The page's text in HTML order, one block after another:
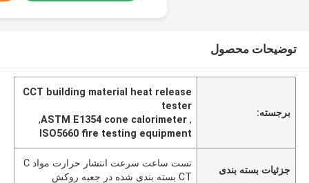
توضیحات محصول
برجسته:
CCT building material heat release
tester
,
ASTM E1354 cone calorimeter
,
ISO5660 fire testing equipment
جزئیات بسته بندی
تست ساعت سرعت انتشار حرارت مواد C
CT بسته بندی شده در جعبه روکش